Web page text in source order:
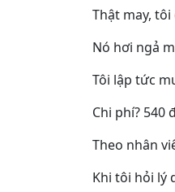
Thật may,
Nó hơi ngả
Tôi lập tức
Chi phí? 540
Theo nhân
Khi tôi hỏi lý